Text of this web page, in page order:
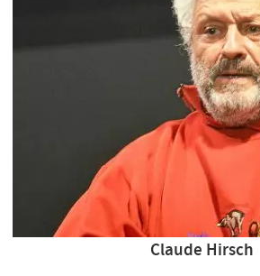
Claude Hirsch